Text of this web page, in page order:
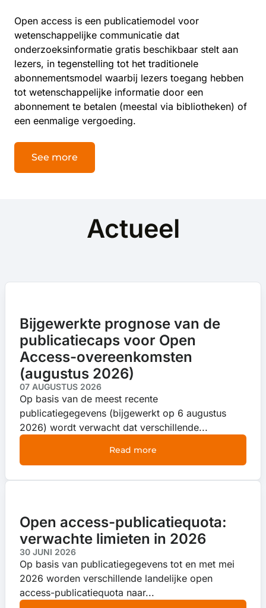
Open access is een publicatiemodel voor
wetenschappelijke communicatie dat
onderzoeksinformatie gratis beschikbaar stelt aan
lezers, in tegenstelling tot het traditionele
abonnementsmodel waarbij lezers toegang hebben
tot wetenschappelijke informatie door een
abonnement te betalen (meestal via bibliotheken) of
een eenmalige vergoeding.
See more
Actueel
Bijgewerkte prognose van de
publicatiecaps voor Open
Access-overeenkomsten
(augustus 2026)
07 AUGUSTUS 2026
Op basis van de meest recente
publicatiegegevens (bijgewerkt op 6 augustus
2026) wordt verwacht dat verschillende...
Read more
Open access-publicatiequota:
verwachte limieten in 2026
30 JUNI 2026
Op basis van publicatiegegevens tot en met mei
2026 worden verschillende landelijke open
access-publicatiequota naar...